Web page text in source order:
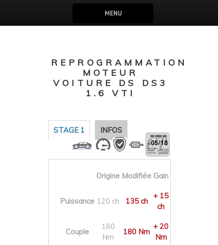
MENU
REPROGRAMMATION
MOTEUR
VOITURE DS DS3
1.6 VTI
STAGE 1 INFOS
Origine Modifiée Gain
Puissance 120 ch 135 ch
+ 15
ch
Couple
160
Nm
180 Nm
+ 20
Nm